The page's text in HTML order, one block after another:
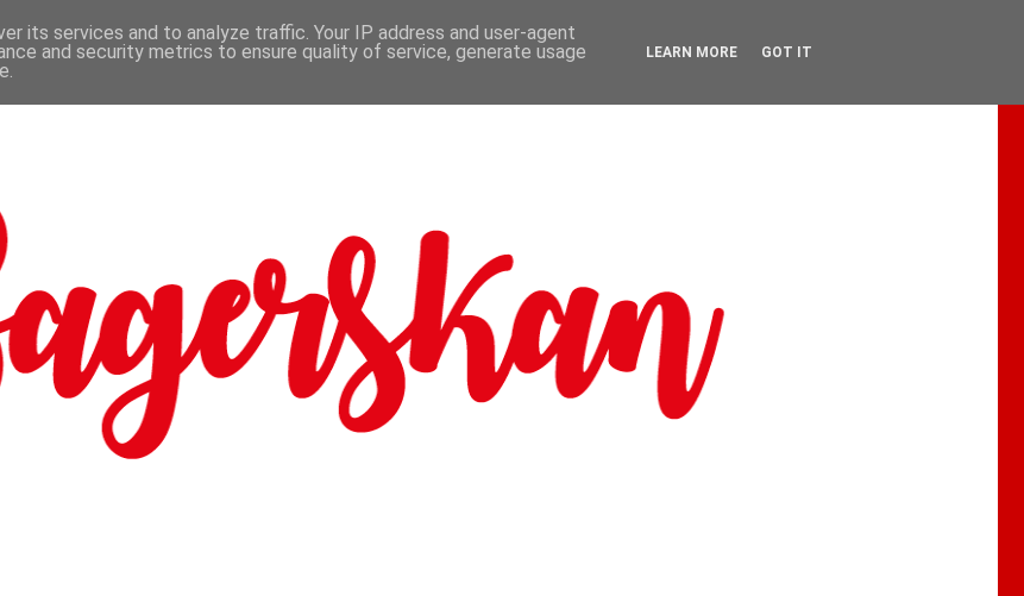
its services and to analyze traffic. Your IP address and user-agent
and security metrics to ensure quality of service, generate usage
LEARN MORE GOT IT